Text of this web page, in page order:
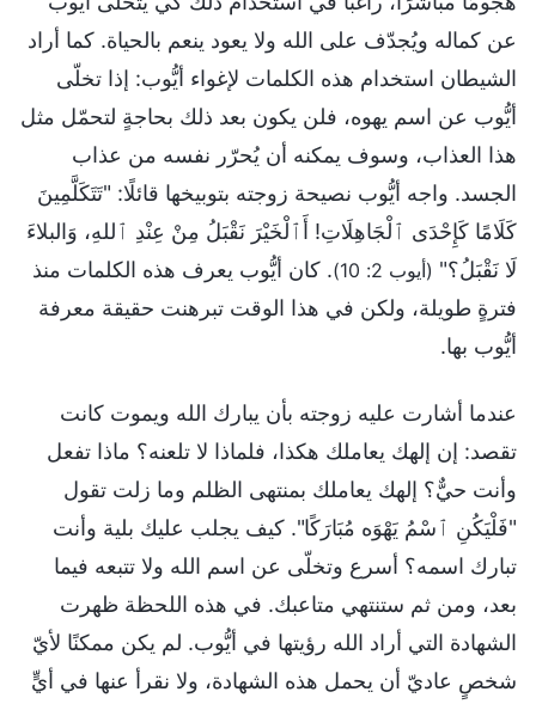
عن كماله ويُجدّف على الله ولا يعود ينعم بالحياة. كما أراد
الشيطان استخدام هذه الكلمات لإغواء أيُّوب: إذا تخلّى
أيُّوب عن اسم يهوه، فلن يكون بعد ذلك بحاجةٍ لتحمّل مثل
هذا العذاب، وسوف يمكنه أن يُحرّر نفسه من عذاب
الجسد. واجه أيُّوب نصيحة زوجته بتوبيخها قائلًا: "تَتَكَلَّمِينَ
كَلَامًا كَإِحْدَى ٱلْجَاهِلَاتِ! أَٱلْخَيْرَ نَقْبَلُ مِنْ عِنْدِ ٱللهِ، وَالبلاءَ
لَا نَقْبَلُ؟" (أيوب 2: 10)
. كان أيُّوب يعرف هذه الكلمات منذ
فترةٍ طويلة، ولكن في هذا الوقت تبرهنت حقيقة معرفة
أيُّوب بها.
عندما أشارت عليه زوجته بأن يبارك الله ويموت كانت
تقصد: إن إلهك يعاملك هكذا، فلماذا لا تلعنه؟ ماذا تفعل
وأنت حيٌّ؟ إلهك يعاملك بمنتهى الظلم وما زلت تقول
"فَلْيَكُنِ ٱسْمُ يَهْوَه مُبَارَكًا". كيف يجلب عليك بلية وأنت
تبارك اسمه؟ أسرع وتخلّى عن اسم الله ولا تتبعه فيما
بعد، ومن ثم ستنتهي متاعبك. في هذه اللحظة ظهرت
الشهادة التي أراد الله رؤيتها في أيُّوب. لم يكن ممكنًا لأيّ
شخصٍ عاديّ أن يحمل هذه الشهادة، ولا نقرأ عنها في أيٍّ